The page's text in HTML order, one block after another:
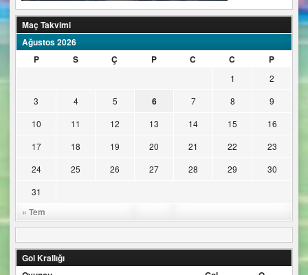
Maç Takvimi
Ağustos 2026
P
S Ç P C C P
« Tem
1
2
3
4 5 6 7 8
9
10
11 12 13 14 15
16
17
18 19 20 21 22
23
24
25 26 27 28 29
30
31
Gol Krallığı